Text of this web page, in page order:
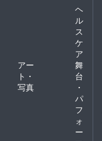
ヘ
ル
ス
ケ
ア
アー
ト・
写真
舞
台
・
パ
フ
ォ
ー